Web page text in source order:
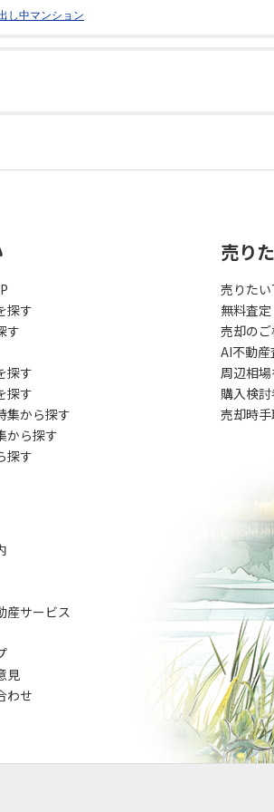
し中マンション
探す
す
探す
探す
集から探す
から探す
探す
売り
売りた
無料査定
売却の
AI不動産
周辺相
購入検
売却時
産サービス
見
わせ